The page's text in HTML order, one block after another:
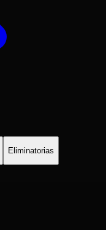
Eliminatorias